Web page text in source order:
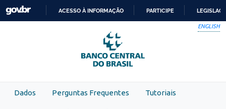
Skip to main content
PARA
O
CONTEÚDO
ACESSO À INFORMAÇÃO PARTICIPE
ENGLISH
Dados Perguntas Frequentes Tutoriais